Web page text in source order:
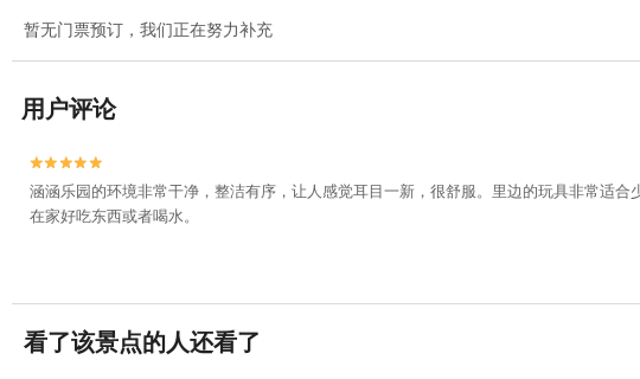
暂无门票预订，我们正在努力补充
用户评论


涵涵乐园的环境非常干净，整洁有序，让人感觉耳目一新，很舒服。里边的玩具非常适
在家好吃东西或者喝水。
看了该景点的人还看了